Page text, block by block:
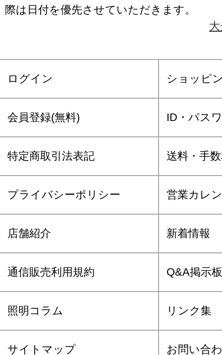
際は日付を優先させていただきます。
ログイン ショッピ
会員登録(無料) ID・パス
特定商取引法表記 送料・手
プライバシーポリシー 営業カレ
店舗紹介 新着情報
通信販売利用規約 Q&A掲示板
照明コラム リンク集
サイトマップ お問い合